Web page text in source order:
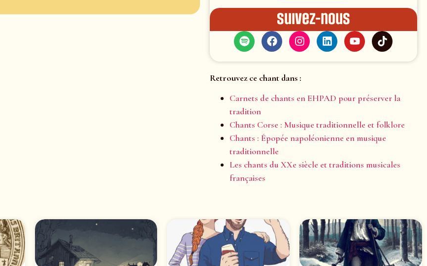
Suivez-nous
Retrouvez ce chant dans :
Carnets de chants en EHPAD pour préserver la
tradition
Chants Corse : Musique traditionnelle et folklore
Chants : Épopée napoléonienne en musique
traditionnelle
Les chants du XXe siècle et traditions musicales
françaises